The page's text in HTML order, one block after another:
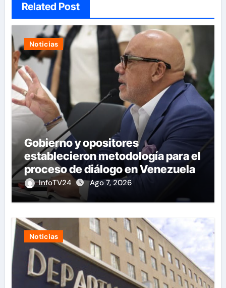
Related Post
Noticias
Gobierno y opositores
establecieron metodología para el
proceso de diálogo en Venezuela
InfoTV24 Ago 7, 2026
Noticias